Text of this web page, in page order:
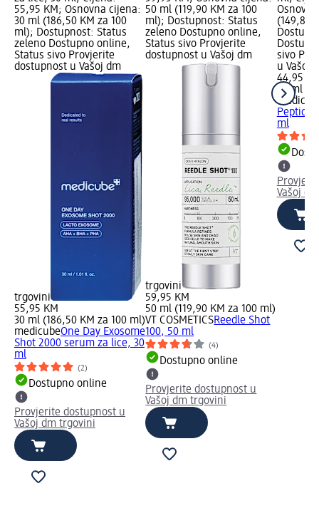
55,95 KM; Osnovna cijena:
30 ml (186,50 KM za 100
ml); Dostupnost: Status
zeleno Dostupno online,
Status sivo Provjerite
dostupnost u Vašoj dm
trgovini
55,95 KM
30 ml (186,50 KM za 100 ml)
medicubeOne Day Exosome
Shot 2000 serum za lice, 30
ml
(2)
Dostupno online
Provjerite dostupnost u
Vašoj dm trgovini
50 ml (119,90 KM za 100
ml); Dostupnost: Status
zeleno Dostupno online,
Status sivo Provjerite
dostupnost u Vašoj dm
trgovini
59,95 KM
50 ml (119,90 KM za 100 ml)
VT COSMETICSReedle Shot
100, 50 ml
(4)
Dostupno online
Provjerite dostupnost u
Vašoj dm trgovini
(149,83
sivo
u Vašoj
44,95
30 ml
Peptide
ml
Vašoj